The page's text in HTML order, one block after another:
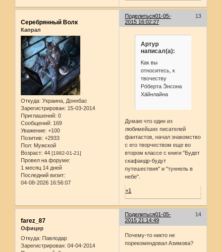
Поделиться 13
01-05-
2015 16:02:27
Серебрянный Волк
Капрал
Откуда: Украина, Доннбас
Зарегистрирован: 15-03-2014
Приглашений: 0
Сообщений: 169
Уважение: +100
Позитив: +2933
Пол: Мужской
Возраст: 44 [1982-01-21]
Провел на форуме:
1 месяц 14 дней
Последний визит:
04-08-2026 16:56:07
Артур
написал(а):
Как вы
относитесь, к
твочеству
Ро́берта Э́нсона
Ха́йнлайна
Думаю что один из
любимейших писателей
фантастов, начал знакомство
с его творчеством еще во
втором классе с книги "Будет
скафандр-будут
путешествия" и "туннель в
небе".
+1
Поделиться 14
01-05-
2015 21:14:49
farez_87
Офицер
Откуда: Павлодар
Зарегистрирован: 04-04-2014
Почему-то никто не
порекомендовал Азимова?